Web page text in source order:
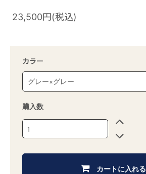
23,500円(税込)
カラー
購入数
カートに入れる